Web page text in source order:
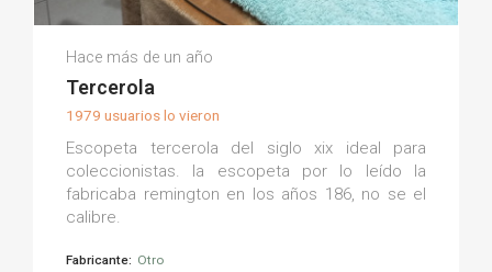
Jose Maria S.
Hace más de un año
Tercerola
1979 usuarios lo vieron
Escopeta tercerola del siglo xix ideal para
coleccionistas. la escopeta por lo leído la
fabricaba remington en los años 186, no se el
calibre.
Fabricante: Otro